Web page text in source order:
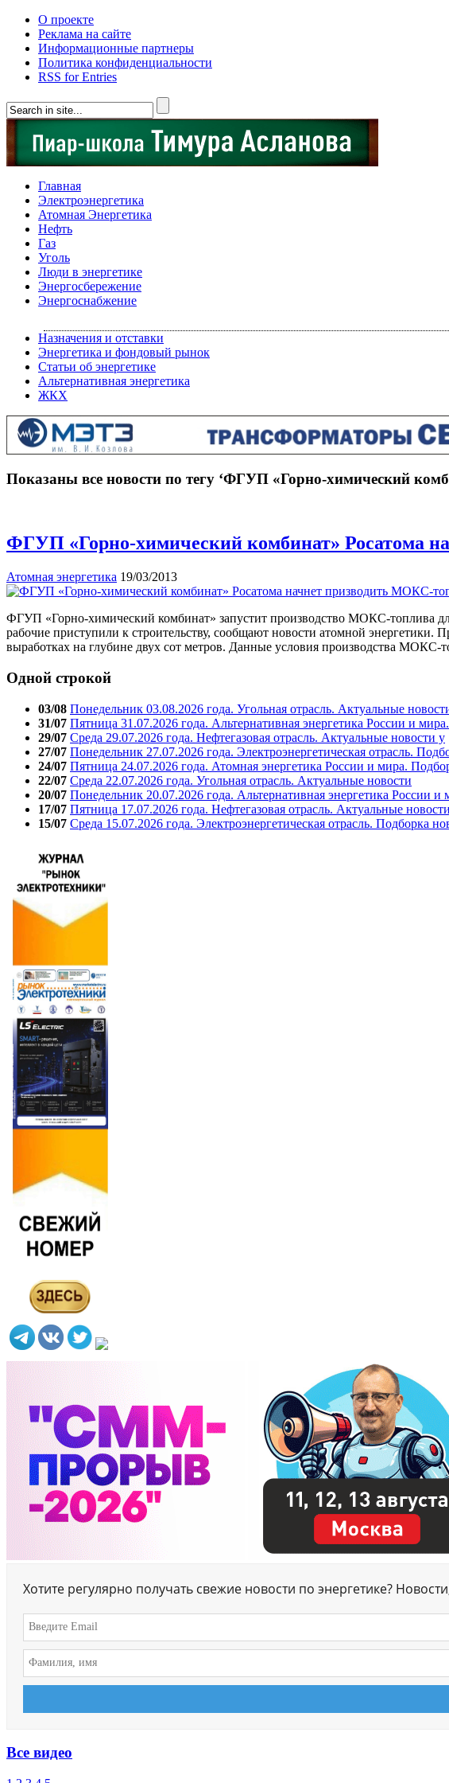
О проекте
Реклама на сайте
Информационные партнеры
Политика конфиденциальности
RSS for Entries
Главная
Электроэнергетика
Атомная Энергетика
Нефть
Газ
Уголь
Люди в энергетике
Энергосбережение
Энергоснабжение
Назначения и отставки
Энергетика и фондовый рынок
Статьи об энергетике
Альтернативная энергетика
ЖКХ
Показаны все новости по тегу ‘ФГУП «Горно-химический
ФГУП «Горно-химический комбинат» Росатома
Атомная энергетика 19/03/2013
ФГУП «Горно-химический комбинат» запустит производство МОКС-топлива
рабочие приступили к строительству, сообщают новости атомной энергетики.
выработках на глубине двух сот метров. Данные условия производства МОКС-
Одной строкой
03/08 Понедельник 03.08.2026 года. Угольная отрасль. Актуальные
31/07 Пятница 31.07.2026 года. Альтернативная энергетика России и
29/07 Среда 29.07.2026 года. Нефтегазовая отрасль. Актуальные новости у
27/07 Понедельник 27.07.2026 года. Электроэнергетическая отрасль.
24/07 Пятница 24.07.2026 года. Атомная энергетика России и мира.
22/07 Среда 22.07.2026 года. Угольная отрасль. Актуальные новости
20/07 Понедельник 20.07.2026 года. Альтернативная энергетика России и
17/07 Пятница 17.07.2026 года. Нефтегазовая отрасль. Актуальные новости
15/07 Среда 15.07.2026 года. Электроэнергетическая отрасль. Подборка
Хотите регулярно получать свежие новости по энергетике?
Все видео